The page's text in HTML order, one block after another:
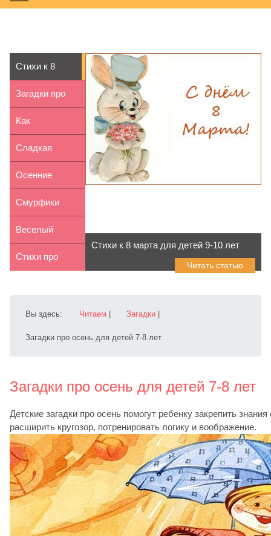
Стихи к 8
марта для
детей 9-10 лет
Загадки про
лето для
детей 7-8 лет
Как
нарисовать
собаку (17
пород)
Сладкая
мышка из
творожной
массы
Осенние
сказки
Смурфики
Веселый
снеговик.
отличия.
Стихи про
сентября для
д...
Стихи к 8 марта для детей 9-10 лет
Читать статью
Вы здесь: Читаем Загадки
Загадки про осень для детей 7-8 лет
Загадки про осень для детей 7-8 лет
Детские загадки про осень помогут ребенку закрепить
расширить кругозор, потренировать логику и воображение.